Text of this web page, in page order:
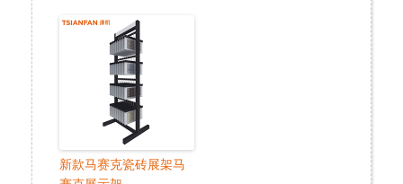
新款马赛克瓷砖展架马